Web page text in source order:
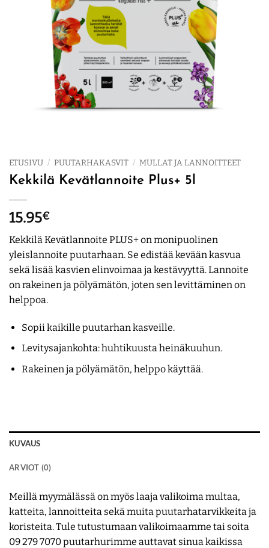
ETUSIVU / PUUTARHAKASVIT / MULLAT JA LANNOITTEET
Kekkilä Kevätlannoite Plus+ 5l
15.95€
Kekkilä Kevätlannoite PLUS+ on monipuolinen
yleislannoite puutarhaan. Se edistää kevään kasvua
sekä lisää kasvien elinvoimaa ja kestävyyttä. Lannoite
on rakeinen ja pölyämätön, joten sen levittäminen on
helppoa.
Sopii kaikille puutarhan kasveille.
Levitysajankohta: huhtikuusta heinäkuuhun.
Rakeinen ja pölyämätön, helppo käyttää.
KUVAUS
ARVIOT (0)
Meillä myymälässä on myös laaja valikoima multaa,
katteita, lannoitteita sekä muita puutarhatarvikkeita ja
koristeita. Tule tutustumaan valikoimaamme tai soita
09 279 7070 puutarhurimme auttavat sinua kaikissa